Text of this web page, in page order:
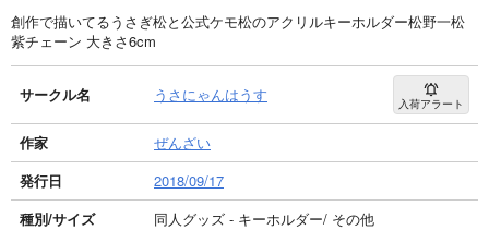
創作で描いてるうさぎ松と公式ケモ松のアクリルキーホルダー松野一松
紫チェーン 大きさ6cm
サークル名 うさにゃんはうす 入荷アラート
作家
ぜんざい
発行日
2018/09/17
種別/サイズ
同人グッズ - キーホルダー/ その他